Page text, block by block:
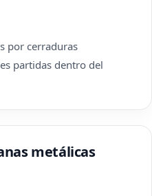
por cerraduras
partidas dentro del
metálicas